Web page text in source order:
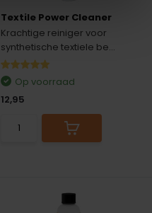
Textile Power Cleaner
Krachtige reiniger voor
synthetische textiele be...
Op voorraad
12,95